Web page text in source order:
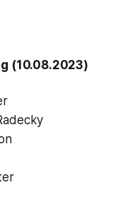
(10.08.2023)